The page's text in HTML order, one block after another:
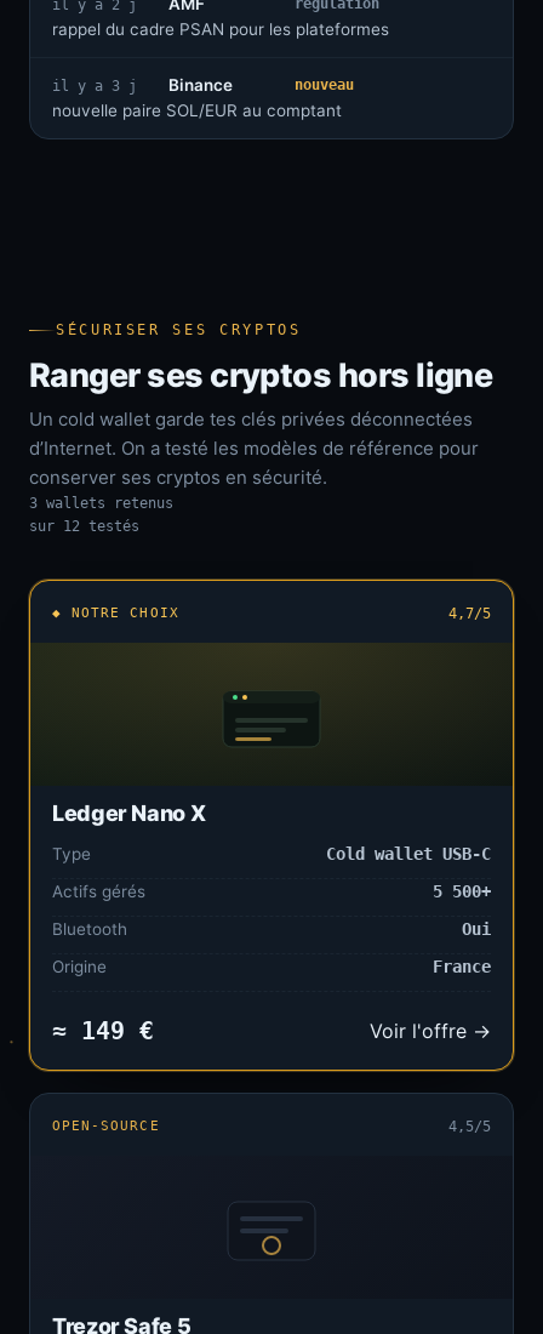
il y a 2 j
rappel du cadre PSAN pour les plateformes
régulation
il y a 3 j
Binance
nouvelle paire SOL/EUR au comptant
nouveau
SÉCURISER SES CRYPTOS
Ranger ses cryptos hors ligne
Un cold wallet garde tes clés privées déconnectées
d’Internet. On a testé les modèles de référence pour
conserver ses cryptos en sécurité.
3 wallets retenus
sur 12 testés
◆ NOTRE CHOIX 4,7/5
Ledger Nano X
Type
Cold wallet USB-C
Actifs gérés
5 500+
Bluetooth
Oui
Origine
France
≈ 149 € Voir l'offre →
OPEN-SOURCE 4,5/5
Trezor Safe 5